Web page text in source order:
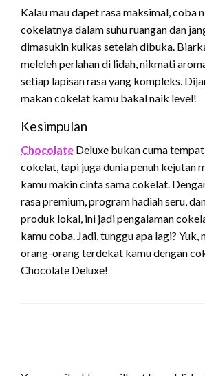
Kalau mau dapet rasa maksimal, coba
cokelatnya dalam suhu ruangan dan
dimasukin kulkas setelah dibuka.
meleleh perlahan di lidah, nikmati
setiap lapisan rasa yang kompleks.
makan cokelat kamu bakal naik level!
Kesimpulan
Chocolate Deluxe bukan cuma
cokelat, tapi juga dunia penuh kejutan
kamu makin cinta sama cokelat.
rasa premium, program hadiah seru,
produk lokal, ini jadi pengalaman
kamu coba. Jadi, tunggu apa lagi? Yuk,
orang-orang terdekat kamu dengan
Chocolate Deluxe!